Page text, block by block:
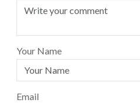
Your Name
Email